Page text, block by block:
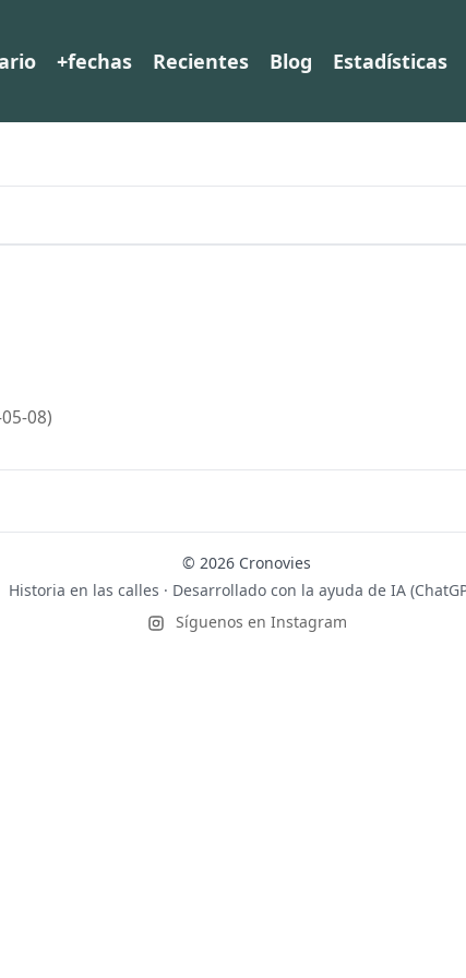
+fechas Recientes Blog Estadísticas
08)
© 2026 Cronovies
Historia en las calles · Desarrollado con la ayuda de IA
Síguenos en Instagram